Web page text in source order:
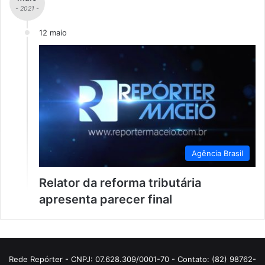
- 2021 -
12 maio
Agência Brasil
Relator da reforma tributária
apresenta parecer final
Rede Repórter - CNPJ: 07.628.309/0001-70 - Contato: (82) 98762-